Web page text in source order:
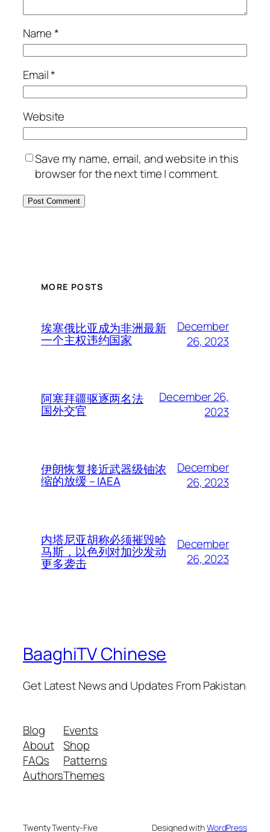
Name*
Email*
Website
Save my name, email, and website in this
browser for the next time I comment.
MORE POSTS
埃塞俄比亚成为非洲最新
一个主权违约国家
December
26, 2023
阿塞拜疆驱逐两名法
国外交官
December 26,
2023
伊朗恢复接近武器级铀浓
缩的放缓 – IAEA
December
26, 2023
内塔尼亚胡称必须摧毁哈
马斯，以色列对加沙发动
更多袭击
December
26, 2023
BaaghiTV Chinese
Get Latest News and Updates From Pakistan
Blog
About
FAQs
Authors
Events
Shop
Patterns
Themes
Twenty Twenty-Five Designed withWordPress